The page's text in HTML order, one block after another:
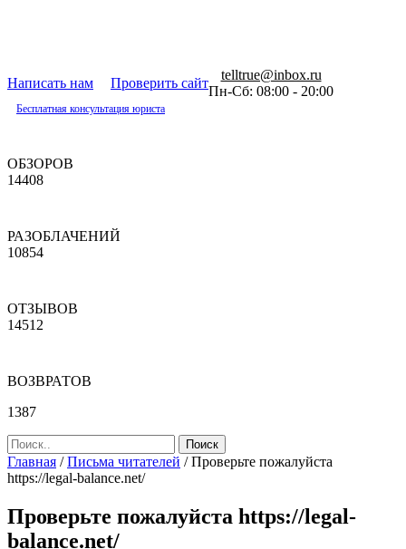
Написать нам Проверить сайт
telltrue@inbox.ru
Пн-Сб: 08:00 - 20:00
Бесплатная консультация юриста
ОБЗОРОВ
14408
РАЗОБЛАЧЕНИЙ
10854
ОТЗЫВОВ
14512
ВОЗВРАТОВ
1387
Главная /Письма читателей /Проверьте пожалуйста
https://legal-balance.net/
Проверьте пожалуйста https://legal-
balance.net/